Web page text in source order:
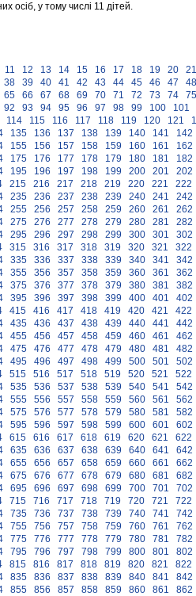
осіб, у тому числі 11 дітей.
11 12 13 14 15 16 17 18 19 20 21
38 39 40 41 42 43 44 45 46 47 48
65 66 67 68 69 70 71 72 73 74 75
92 93 94 95 96 97 98 99 100 101
114 115 116 117 118 119 120 121
135 136 137 138 139 140 141 142
155 156 157 158 159 160 161 162
175 176 177 178 179 180 181 182
195 196 197 198 199 200 201 202
215 216 217 218 219 220 221 222
235 236 237 238 239 240 241 242
255 256 257 258 259 260 261 262
275 276 277 278 279 280 281 282
295 296 297 298 299 300 301 302
315 316 317 318 319 320 321 322
335 336 337 338 339 340 341 342
355 356 357 358 359 360 361 362
375 376 377 378 379 380 381 382
395 396 397 398 399 400 401 402
415 416 417 418 419 420 421 422
435 436 437 438 439 440 441 442
455 456 457 458 459 460 461 462
475 476 477 478 479 480 481 482
495 496 497 498 499 500 501 502
515 516 517 518 519 520 521 522
535 536 537 538 539 540 541 542
555 556 557 558 559 560 561 562
575 576 577 578 579 580 581 582
595 596 597 598 599 600 601 602
615 616 617 618 619 620 621 622
635 636 637 638 639 640 641 642
655 656 657 658 659 660 661 662
675 676 677 678 679 680 681 682
695 696 697 698 699 700 701 702
715 716 717 718 719 720 721 722
735 736 737 738 739 740 741 742
755 756 757 758 759 760 761 762
775 776 777 778 779 780 781 782
795 796 797 798 799 800 801 802
815 816 817 818 819 820 821 822
835 836 837 838 839 840 841 842
855 856 857 858 859 860 861 862